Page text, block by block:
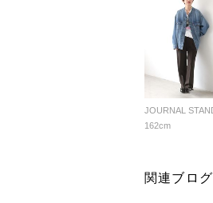
162cm
関連ブログ